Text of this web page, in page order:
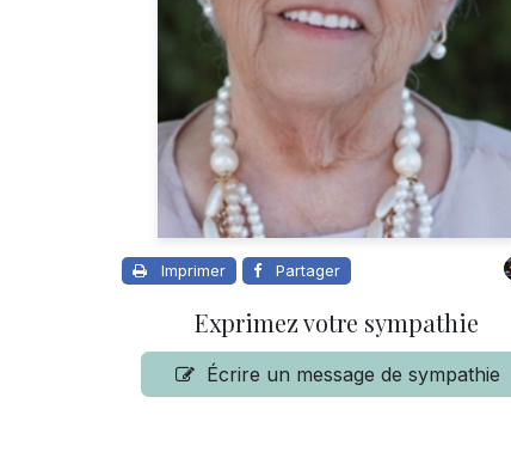
Imprimer Partager
Exprimez votre sympathie
Écrire un message de sympathie